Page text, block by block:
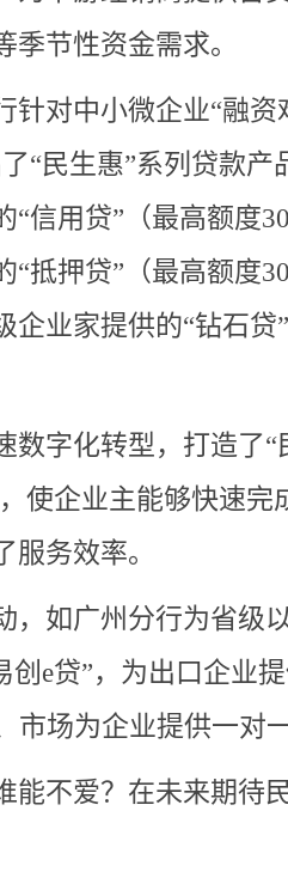
节性资金需求。
针对中小微企业“融资
“民生惠”系列贷款产
“信用贷”（最高额度
“抵押贷”（最高额度
企业家提供的“钻石贷
数字化转型，打造了“
使企业主能够快速完
服务效率。
，如广州分行为省级
创e贷”，为出口企业
市场为企业提供一对
能不爱？在未来期待